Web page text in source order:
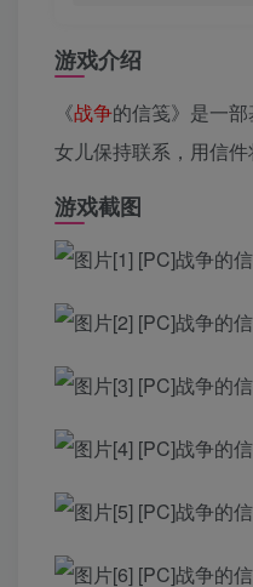
游戏介绍
《战争的信笺》是一
女儿保持联系，用信件
游戏截图